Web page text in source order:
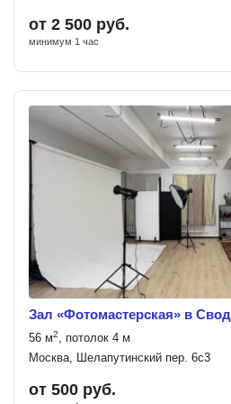
от 2 500 руб.
минимум 1 час
Зал «Фотомастерская» в Свод
56 м2, потолок 4 м
Москва, Шелапутинский пер. 6с3
от 500 руб.